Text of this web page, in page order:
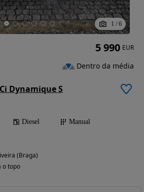
1 / 6
Dynamique S
Diesel
Manual
(Braga)
o topo
5 990 EUR
Dentro da média